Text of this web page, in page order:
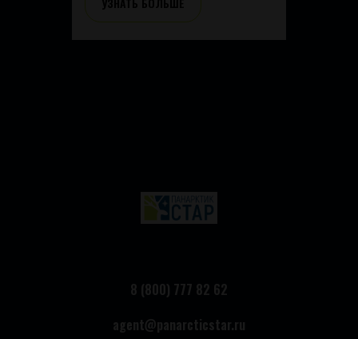
8 (800) 777 82 62
agent@panarcticstar.ru